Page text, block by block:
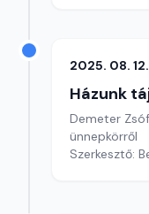
2025. 08. 12.
Házunk
Demeter
ünnepkörről
Szerkesztő: